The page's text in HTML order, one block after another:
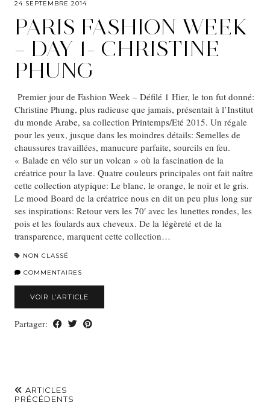
24 SEPTEMBRE 2014
PARIS FASHION WEEK
– DAY 1- CHRISTINE
PHUNG
Premier jour de Fashion Week – Défilé 1 Hier, le ton fut donné:
Christine Phung, plus radieuse que jamais, présentait à l’Institut
du monde Arabe, sa collection Printemps/Eté 2015. Un régale
pour les yeux, jusque dans les moindres détails: Semelles de
chaussures travaillées, manucure parfaite, sourcils en feu.
« Balade en vélo sur un volcan » où la fascination de la
créatrice pour la lave. Quatre couleurs principales ont fait naître
cette collection atypique: Le blanc, le orange, le noir et le gris.
Le mood Board de la créatrice nous en dit un peu plus long sur
ses inspirations: Retour vers les 70′ avec les lunettes rondes, les
pois et les foulards aux cheveux. De la légèreté et de la
transparence, marquent cette collection…
NON CLASSÉ
COMMENTAIRES
VOIR L’ARTICLE
Partager:
ARTICLES
PRÉCÉDENTS